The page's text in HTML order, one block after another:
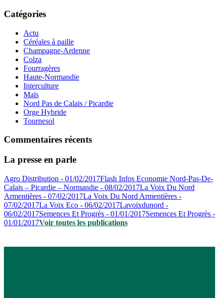
Catégories
Actu
Céréales à paille
Champagne-Ardenne
Colza
Fourragères
Haute-Normandie
Interculture
Maïs
Nord Pas de Calais / Picardie
Orge Hybride
Tournesol
Commentaires récents
La presse en parle
Agro Distribution - 01/02/2017Flash Infos Economie Nord-Pas-De-
Calais – Picardie – Normandie - 08/02/2017La Voix Du Nord
Armentières - 07/02/2017La Voix Du Nord Armentières -
07/02/2017La Voix Eco - 06/02/2017Lavoixdunord -
06/02/2017Semences Et Progrès - 01/01/2017Semences Et Progrès -
01/01/2017Voir toutes les publications